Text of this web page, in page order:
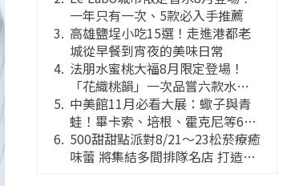
一年只有一次、5款必入手推薦
高雄鹽埕小吃15選！走進港都老
城從早餐到宵夜的美味日常
法朋水蜜桃大福8月限定登場！
「花織桃韻」一次品嘗六款水蜜
桃花果大福
中美館11月必看大展：蠍子與青
蛙！畢卡索、培根、霍克尼等66
件國巨典藏亮相
500甜甜點派對8/21～23松菸療癒
味蕾 將集結多間排隊名店 打造靈